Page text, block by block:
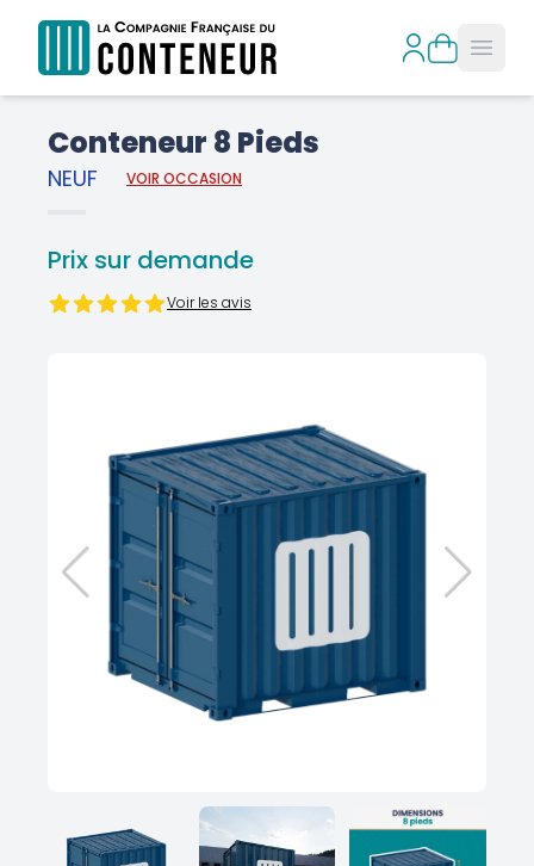
Conteneur 8 Pieds
NEUF VOIR OCCASION
Prix sur demande
Voir les avis